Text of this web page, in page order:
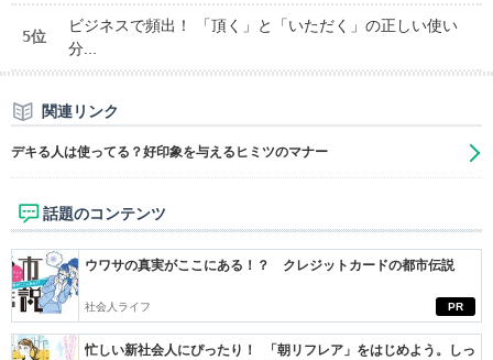
5位
ビジネスで頻出！ 「頂く」と「いただく」の正しい使い
分...
関連リンク
デキる人は使ってる？好印象を与えるヒミツのマナー
話題のコンテンツ
PR
ウワサの真実がここにある！？ クレジットカードの都市伝説
社会人ライフ
忙しい新社会人にぴったり！ 「朝リフレア」をはじめよう。しっ